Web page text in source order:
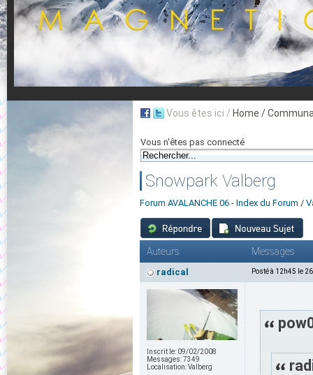
Aujourd'hui : T° Min : °C T° Max :°C
Suivez en direct l'actualité des stations
Vous êtes ici / Home /
Vous n'êtes pas connecté
Snowpark Valberg
Forum AVALANCHE 06 - Index du Forum /
Auteurs Messages
radical Posté à 12h45 le
Inscrit le: 09/02/2008
Messages:7349
Localisation:Valberg